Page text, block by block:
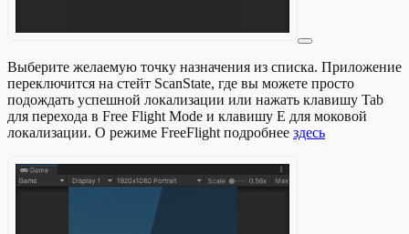
Выберите желаемую точку назначения из списка. Приложение
переключится на стейт ScanState, где вы можете просто
подождать успешной локализации или нажать клавишу Tab
для перехода в Free Flight Mode и клавишу E для моковой
локализации. О режиме FreeFlight подробнее здесь